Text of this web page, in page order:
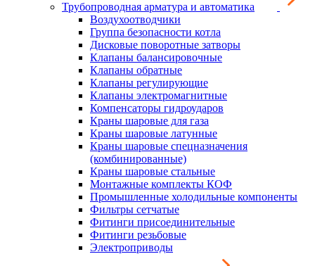
Трубопроводная арматура и автоматика
Воздухоотводчики
Группа безопасности котла
Дисковые поворотные затворы
Клапаны балансировочные
Клапаны обратные
Клапаны регулирующие
Клапаны электромагнитные
Компенсаторы гидроударов
Краны шаровые для газа
Краны шаровые латунные
Краны шаровые спецназначения
(комбинированные)
Краны шаровые стальные
Монтажные комплекты КОФ
Промышленные холодильные компоненты
Фильтры сетчатые
Фитинги присоединительные
Фитинги резьбовые
Электроприводы